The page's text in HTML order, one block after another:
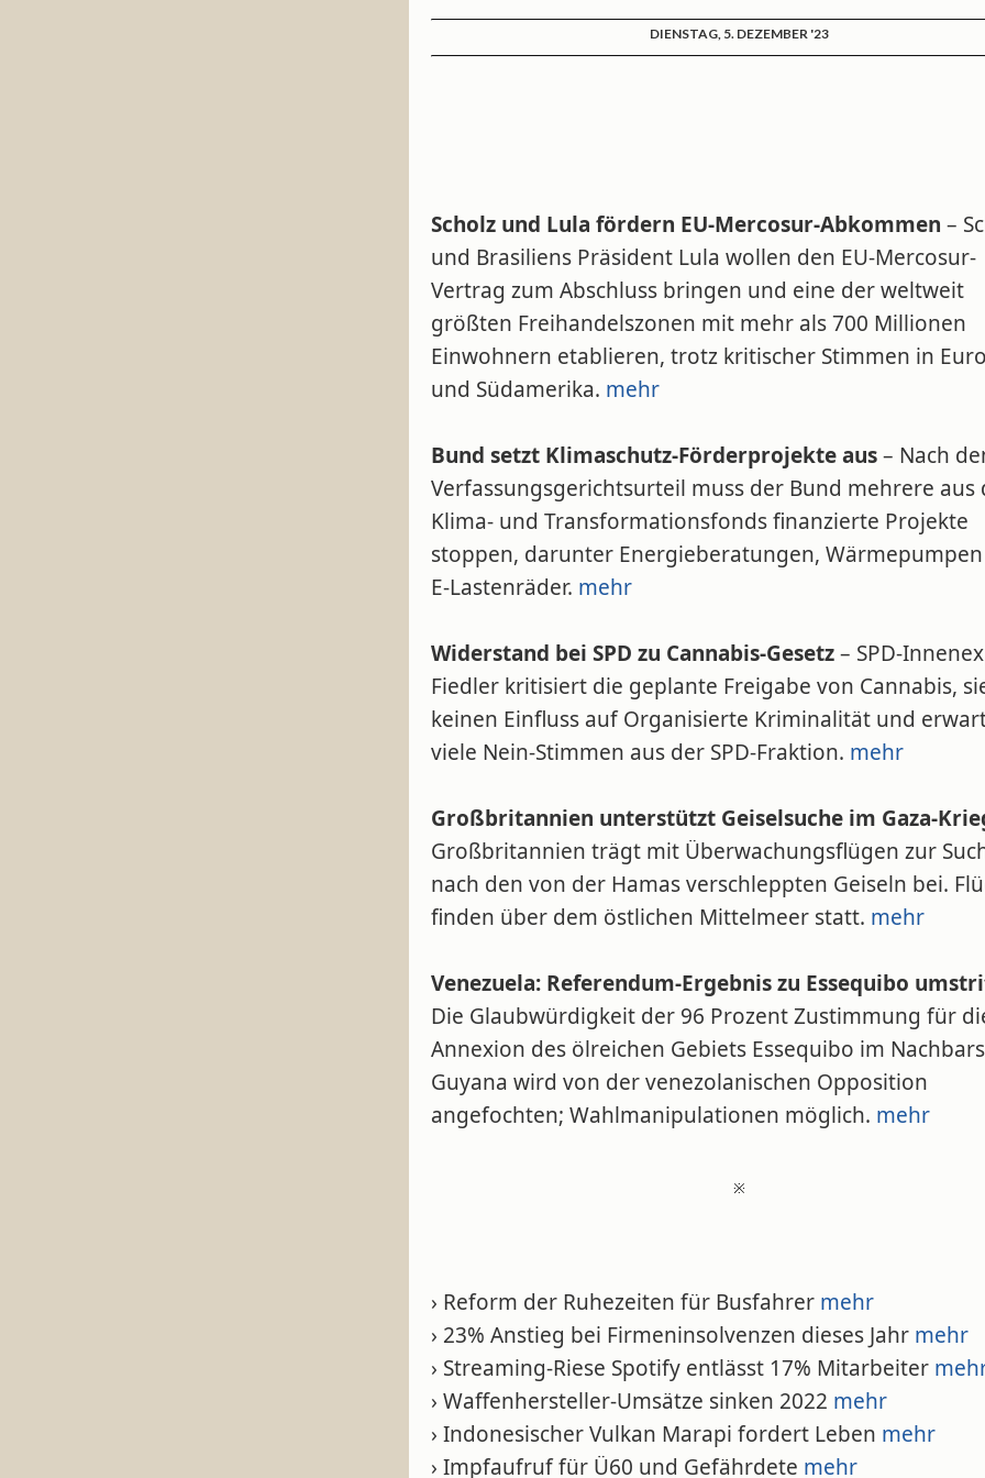
DIENSTAG, 5. DEZEMBER '23
Scholz und Lula fördern EU-Mercosur-Abkommen –
und Brasiliens Präsident Lula wollen den EU-Mercosur-
Vertrag zum Abschluss bringen und eine der weltweit
größten Freihandelszonen mit mehr als 700 Millionen
Einwohnern etablieren, trotz kritischer Stimmen in
und Südamerika. mehr
Bund setzt Klimaschutz-Förderprojekte aus– Nach
Verfassungsgerichtsurteil muss der Bund mehrere aus
Klima- und Transformationsfonds finanzierte Projekte
stoppen, darunter Energieberatungen,
E-Lastenräder. mehr
Widerstand bei SPD zu Cannabis-Gesetz– SPD-
Fiedler kritisiert die geplante Freigabe von Cannabis,
keinen Einfluss auf Organisierte Kriminalität und
viele Nein-Stimmen aus der SPD-Fraktion. mehr
Großbritannien unterstützt Geiselsuche im Gaza-
Großbritannien trägt mit Überwachungsflügen zur
nach den von der Hamas verschleppten Geiseln bei.
finden über dem östlichen Mittelmeer statt. mehr
Venezuela: Referendum-Ergebnis zu Essequibo
Die Glaubwürdigkeit der 96 Prozent Zustimmung für
Annexion des ölreichen Gebiets Essequibo im
Guyana wird von der venezolanischen Opposition
angefochten; Wahlmanipulationen möglich. mehr
※
› Reform der Ruhezeiten für Busfahrer mehr
› 23% Anstieg bei Firmeninsolvenzen dieses Jahr mehr
› Streaming-Riese Spotify entlässt 17% Mitarbeiter
› Waffenhersteller-Umsätze sinken 2022 mehr
› Indonesischer Vulkan Marapi fordert Leben mehr
› Impfaufruf für Ü60 und Gefährdete mehr